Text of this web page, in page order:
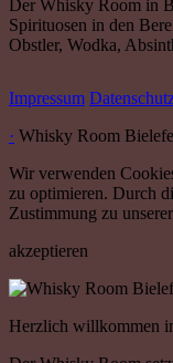
Der Whisky Room in
Spirituosen in den
Obstler, Wodka,
Impressum
· Whisky Room
Wir verwenden
zu optimieren. Durch
Zustimmung zu unserer
akzeptieren
Herzlich willkommen